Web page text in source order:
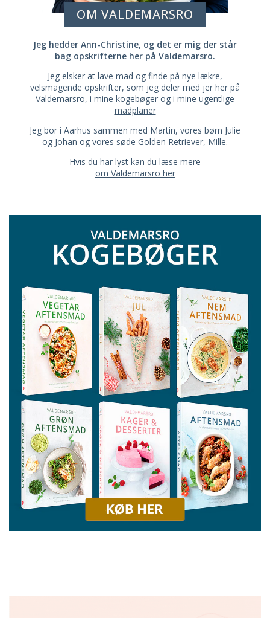
OM VALDEMARSRO
Jeg hedder Ann-Christine, og det er mig der står
bag opskrifterne her på Valdemarsro.
Jeg elsker at lave mad og finde på nye lækre,
velsmagende opskrifter, som jeg deler med jer her på
Valdemarsro, i mine kogebøger og i mine ugentlige
madplaner
Jeg bor i Aarhus sammen med Martin, vores børn Julie
og Johan og vores søde Golden Retriever, Mille.
Hvis du har lyst kan du læse mere
om Valdemarsro her